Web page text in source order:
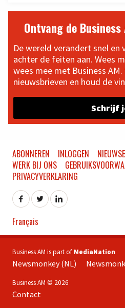
Ontvang de
De wereld verandert snel
achter de feiten aan. Wees
wees mee met Business
nieuwsbrieven en houd de
Schrijf
ABONNEREN INLOGGEN
WERK BIJ ONS
PRIVACYVERKLARING
Français
Business AM is part of MediaNation
Newsmonkey (NL)
Business AM © 2026
Contact